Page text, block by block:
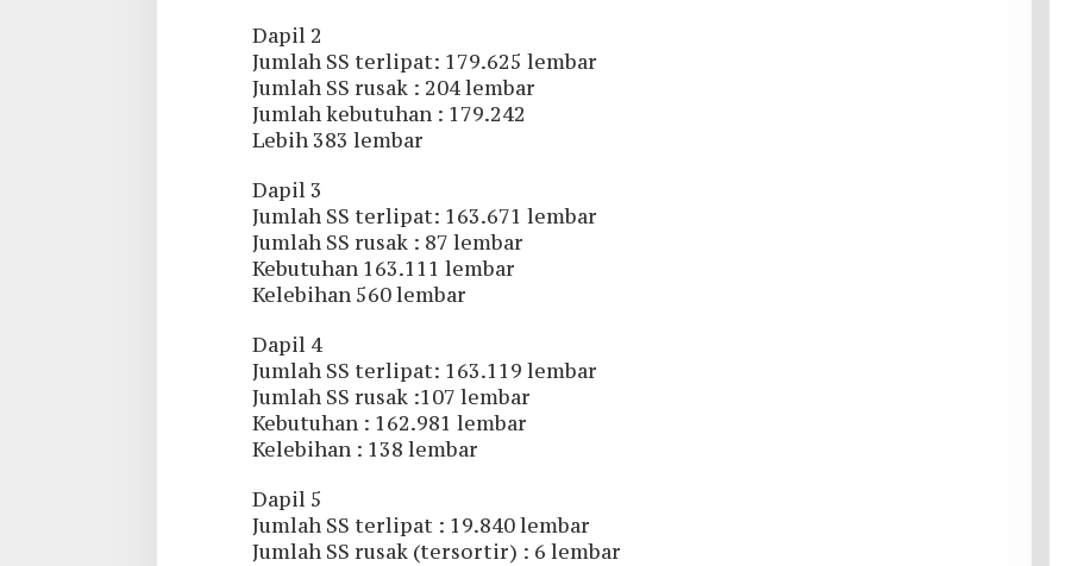
Dapil 2
Jumlah SS terlipat: 179.625 lembar
Jumlah SS rusak : 204 lembar
Jumlah kebutuhan : 179.242
Lebih 383 lembar
Dapil 3
Jumlah SS terlipat: 163.671 lembar
Jumlah SS rusak : 87 lembar
Kebutuhan 163.111 lembar
Kelebihan 560 lembar
Dapil 4
Jumlah SS terlipat: 163.119 lembar
Jumlah SS rusak :107 lembar
Kebutuhan : 162.981 lembar
Kelebihan : 138 lembar
Dapil 5
Jumlah SS terlipat : 19.840 lembar
Jumlah SS rusak (tersortir) : 6 lembar